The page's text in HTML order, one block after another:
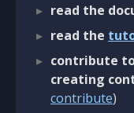
read the
read the
contribute
creating
contribute)